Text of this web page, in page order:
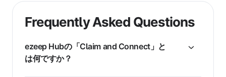
Frequently Asked Questions
ezeep Hubの「Claim and Connect」と
は何ですか？